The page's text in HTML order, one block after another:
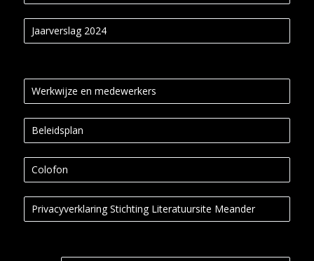
Jaarverslag 2024
Werkwijze en medewerkers
Beleidsplan
Colofon
Privacyverklaring Stichting Literatuursite Meander